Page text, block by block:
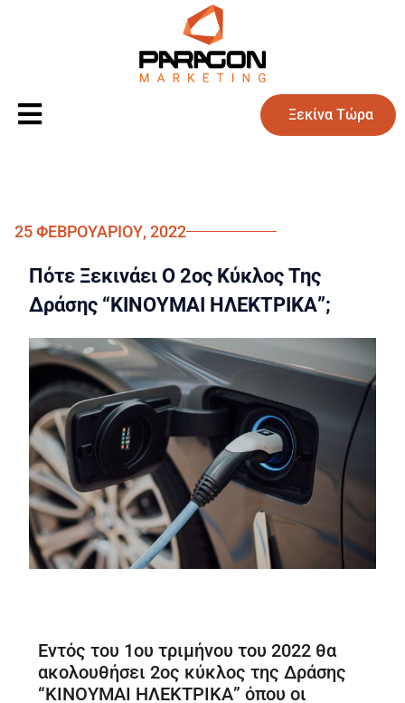
Ξεκίνα Τώρα
25 ΦΕΒΡΟΥΑΡΊΟΥ, 2022
Πότε Ξεκινάει Ο 2ος Κύκλος Της
Δράσης “ΚΙΝΟΥΜΑΙ ΗΛΕΚΤΡΙΚΑ”;
Εντός του 1ου τριμήνου του 2022 θα
ακολουθήσει 2ος κύκλος της Δράσης
“ΚΙΝΟΥΜΑΙ ΗΛΕΚΤΡΙΚΑ” όπου οι